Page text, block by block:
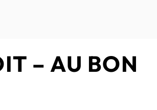
– AU BON